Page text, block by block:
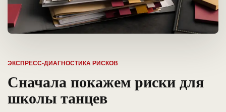
ЭКСПРЕСС-ДИАГНОСТИКА РИСКОВ
Сначала покажем риски для
школы танцев